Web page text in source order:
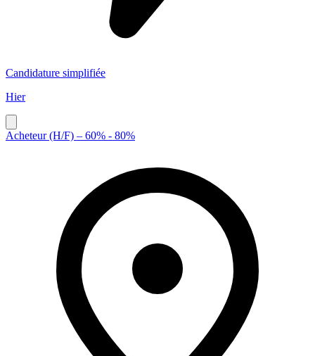
Candidature simplifiée
Hier
Acheteur (H/F) – 60% - 80%